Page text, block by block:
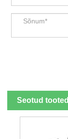
Seotud tooted